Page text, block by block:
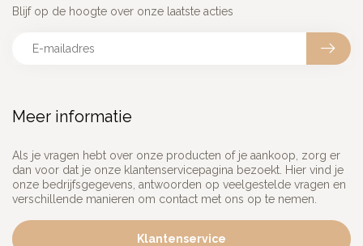
Meer informatie
Als je vragen hebt over onze producten of je aankoop, zorg er
dan voor dat je onze klantenservicepagina bezoekt. Hier vind je
onze bedrijfsgegevens, antwoorden op veelgestelde vragen en
verschillende manieren om contact met ons op te nemen.
Klantenservice
Blijf op de hoogte over onze laatste acties